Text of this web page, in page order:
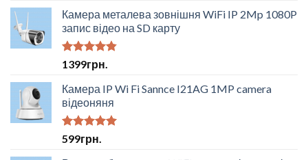
Камера металева зовнішня WiFi IP 2Mp 1080P
запис відео на SD карту
Оцінено в
з 5
1399грн.
Камера IP Wi Fi Sannce I21AG 1MP camera
відеоняня
Оцінено в
з 5
599грн.